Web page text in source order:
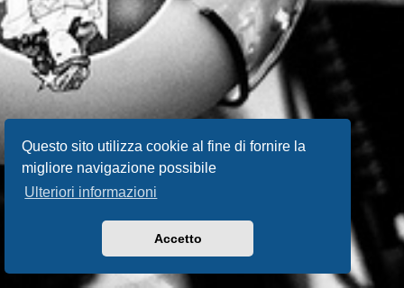
Questo sito utilizza cookie al fine di fornire la
migliore navigazione possibile
Ulteriori informazioni
Accetto